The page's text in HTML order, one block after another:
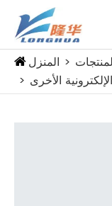
المنزل
الأخرى